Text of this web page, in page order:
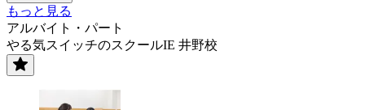
もっと見る
アルバイト・パート
やる気スイッチのスクールIE 井野校